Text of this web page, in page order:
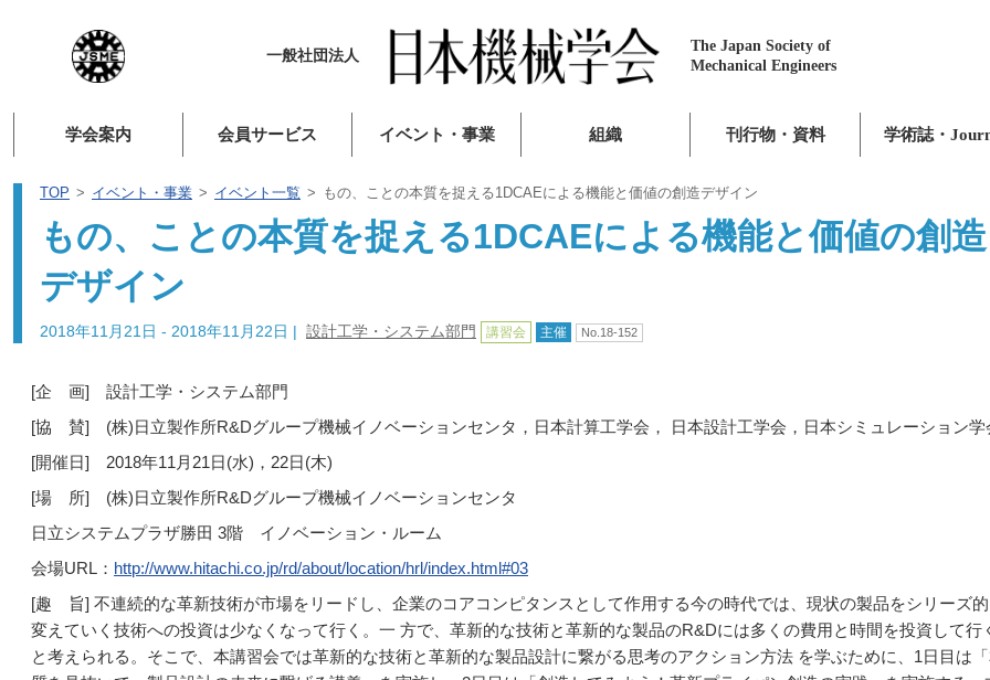
一般社団法人
The Japan Society of
Mechanical Engineers
学会案内 会員サービス イベント・事業 組織 刊行物・資料 学術誌・
TOP イベント・事業 イベント一覧 もの、ことの本質を捉える1DCAEによる機能と価値の創造デザイン
もの、ことの本質を捉える1DCAEによる機能と価値の創造
デザイン
2018年11月21日 - 2018年11月22日 | 設計工学・システム部門 講習会 主催 No.18-152
[企 画] 設計工学・システム部門
[協 賛] (株)日立製作所R&Dグループ機械イノベーションセンタ，日本計算工学会， 日本設計工学会，日本シミュレーション学
[開催日] 2018年11月21日(水)，22日(木)
[場 所] (株)日立製作所R&Dグループ機械イノベーションセンタ
日立システムプラザ勝田 3階 イノベーション・ルーム
会場URL： http://www.hitachi.co.jp/rd/about/location/hrl/index.html#03
[趣 旨] 不連続的な革新技術が市場をリードし、企業のコアコンピタンスとして作用する今の時代では、現状の製品をシリーズ
変えていく技術への投資は少なくなって行く。一 方で、革新的な技術と革新的な製品のR&Dには多くの費用と時間を投資して行
と考えられる。そこで、本講習会では革新的な技術と革新的な製品設計に繋がる思考のアクション方法 を学ぶために、1日目は